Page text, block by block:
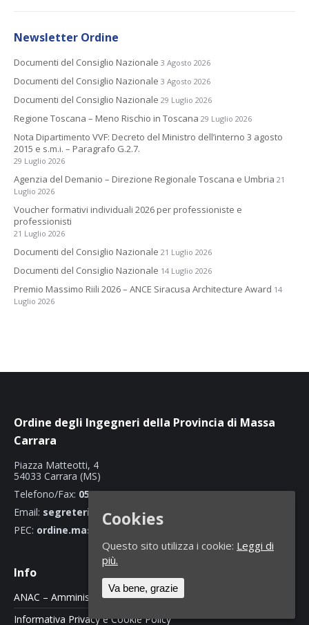
Newsletter Ordine
Documenti del Consiglio Nazionale 3 Agosto 2026
Documenti del Consiglio Nazionale 3 Agosto 2026
Documenti del Consiglio Nazionale 29 Luglio 2026
Regione Toscana – Meno Rischio in Toscana 29 Luglio 2026
Nota Dipartimento VVF: Decreto del Ministro dell’interno 3 agosto
2015 e s.m.i. – Paragrafo G.2.7.
29 Luglio 2026
Agenzia del Demanio – Direzione Regionale Toscana e Umbria 21
Luglio 2026
Voucher formativi individuali 2026 per professioniste e
professionisti
21 Luglio 2026
Documenti del Consiglio Nazionale 21 Luglio 2026
Documenti del Consiglio Nazionale 14 Luglio 2026
Premio Massimo Riili 2026 – ANCE Siracusa Architecture Award 14
Luglio 2026
Ordine degli Ingegneri della Provincia di Massa
Carrara
Piazza Matteotti, 4
54033 Carrara (MS)
Telefono/Fax: 0585 70466
Email: segreteria@ordineingegnerimassacarrara.it
PEC: ordine.massacarrara@ingpec.eu
Info
ANAC – Amministrazione Trasparente
Informativa Privacy e Cookie Policy
Cookies
Questo sito utilizza i cookie: Leggi di
più.
Va bene, grazie